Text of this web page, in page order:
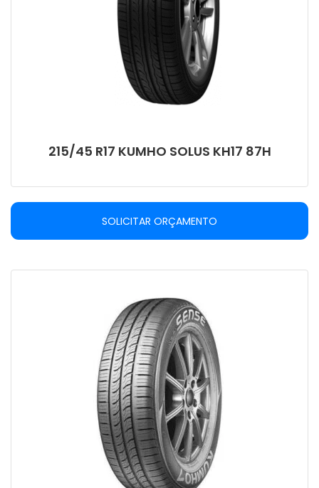
215/45 R17 KUMHO SOLUS KH17 87H
SOLICITAR ORÇAMENTO